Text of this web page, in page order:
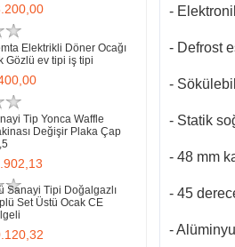
Elektrikli Döner Ocağı
Gözlü ev tipi iş tipi
Tip Yonca Waffle
Değişir Plaka Çap
Sanayi Tipi Doğalgazlı
Set Üstü Ocak CE
Kasap Et Kıyma
220v Sanayi Tipi
tipi Doğalgazlı Tüplü
Belgeli Yer Ocağı Tek
Döküm
Cm Yarı oluklu Doğalgazlı
Ce Belgeli Döküm
-
- Defrost
-
- Statik
- 48 mm
- 45
-